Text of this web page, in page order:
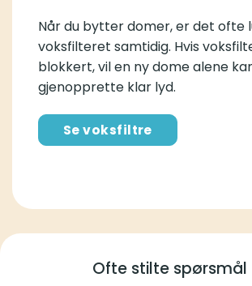
Når du bytter domer, er det ofte
voksfilteret samtidig. Hvis
blokkert, vil en ny dome alene
gjenopprette klar lyd.
Se voksfiltre
Ofte stilte spørsmål